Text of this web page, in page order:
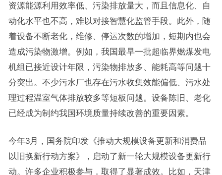
资源能源利用效率低、污染排放量大，而且信息化、自
动化水平也不高，难以对接智慧化监管手段。此外，随
着设备不断老化，维修、停运次数的增加，短期内也会
造成污染物激增。例如，我国最早一批超临界燃煤发电
机组已接近设计年限，污染物排放多、能耗高等问题十
分突出。不少污水厂也存在污水收集效能偏低、污水处
理过程温室气体排放较多等短板问题。设备陈旧、老化
已经成为制约我国环境质量持续改善的重要因素。
今年3月，国务院印发《推动大规模设备更新和消费品
以旧换新行动方案》，启动了新一轮大规模设备更新行
动。许多企业积极参与，取得了显著成效。比如，天津